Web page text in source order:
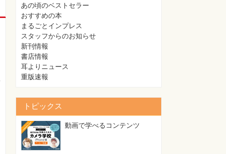
あの頃のベストセラー
おすすめの本
まるごとインプレス
スタッフからのお知らせ
新刊情報
書店情報
耳よりニュース
重版速報
トピックス
動画で学べるコンテンツ